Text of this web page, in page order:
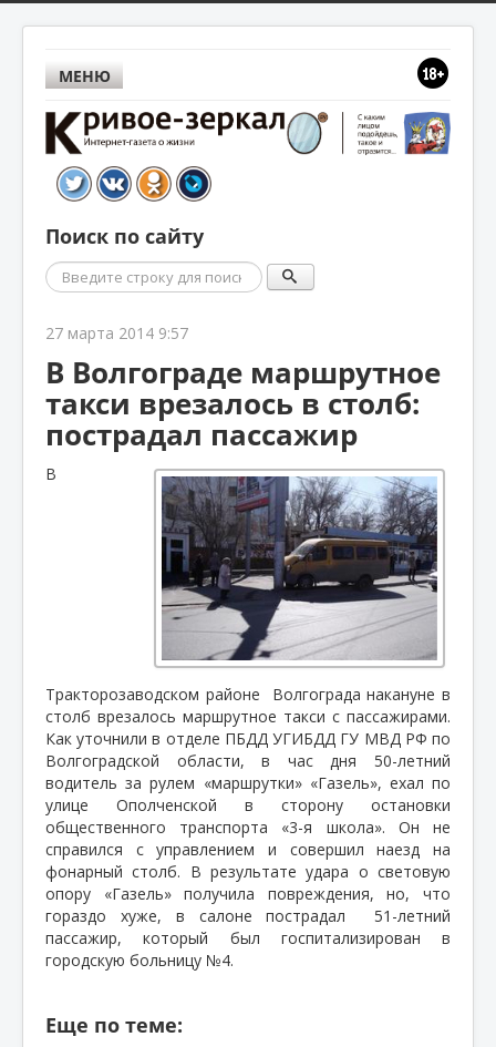
МЕНЮ
Поиск по сайту
Поиск
27 марта 2014 9:57
В Волгограде маршрутное
такси врезалось в столб:
пострадал пассажир
В
Тракторозаводском районе
Волгограда накануне в
столб врезалось маршрутное такси с пассажирами.
Как уточнили в отделе ПБДД УГИБДД ГУ МВД РФ по
Волгоградской области, в час дня 50-летний
водитель за рулем «маршрутки» «Газель», ехал по
улице Ополченской в сторону остановки
общественного транспорта «3-я школа». Он не
справился с управлением и совершил наезд на
фонарный столб. В результате удара о световую
опору «Газель» получила повреждения, но, что
гораздо хуже, в салоне пострадал
51-летний
пассажир, который был госпитализирован в
городскую больницу №4.
Еще по теме: